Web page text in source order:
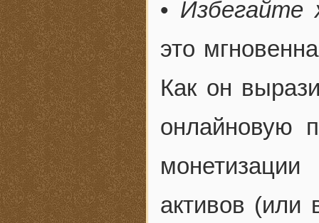
• Избегайте
это
Как он
онлайновую
активов (или